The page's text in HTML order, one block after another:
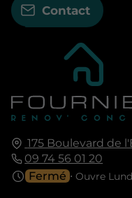
175 Boulevard de
09 74 56 01 20
Fermé ⋅ Ouvre
Contact